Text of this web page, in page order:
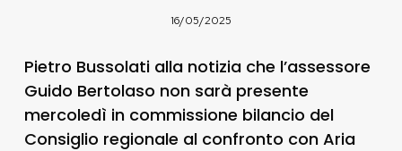
16/05/2025
Pietro Bussolati alla notizia che l’assessore
Guido Bertolaso non sarà presente
mercoledì in commissione bilancio del
Consiglio regionale al confronto con Aria